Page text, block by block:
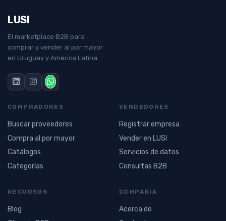
LUSI
El marketplace B2B para
comprar y vender al por mayor
en Uruguay y América Latina.
COMPRADORES
Buscar proveedores
Compra al por mayor
Catálogos
Categorías
VENDEDORES
Registrar empresa
Vender en LUSI
Servicios de datos
Consultas B2B
RECURSOS
Blog
COMPAÑÍA
Acerca de